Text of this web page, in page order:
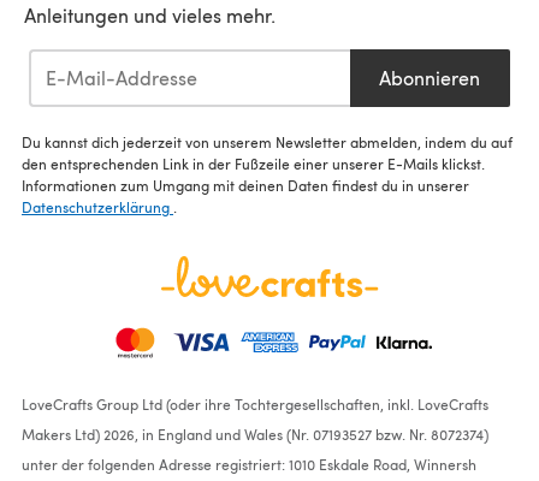
Anleitungen und vieles mehr.
Abonnieren
Du kannst dich jederzeit von unserem Newsletter abmelden, indem du auf
den entsprechenden Link in der Fußzeile einer unserer E-Mails klickst.
Informationen zum Umgang mit deinen Daten findest du in unserer
Datenschutzerklärung
LoveCrafts Group Ltd (oder ihre Tochtergesellschaften, inkl. LoveCrafts
Makers Ltd) 2026, in England und Wales (Nr. 07193527 bzw. Nr. 8072374)
unter der folgenden Adresse registriert: 1010 Eskdale Road, Winnersh